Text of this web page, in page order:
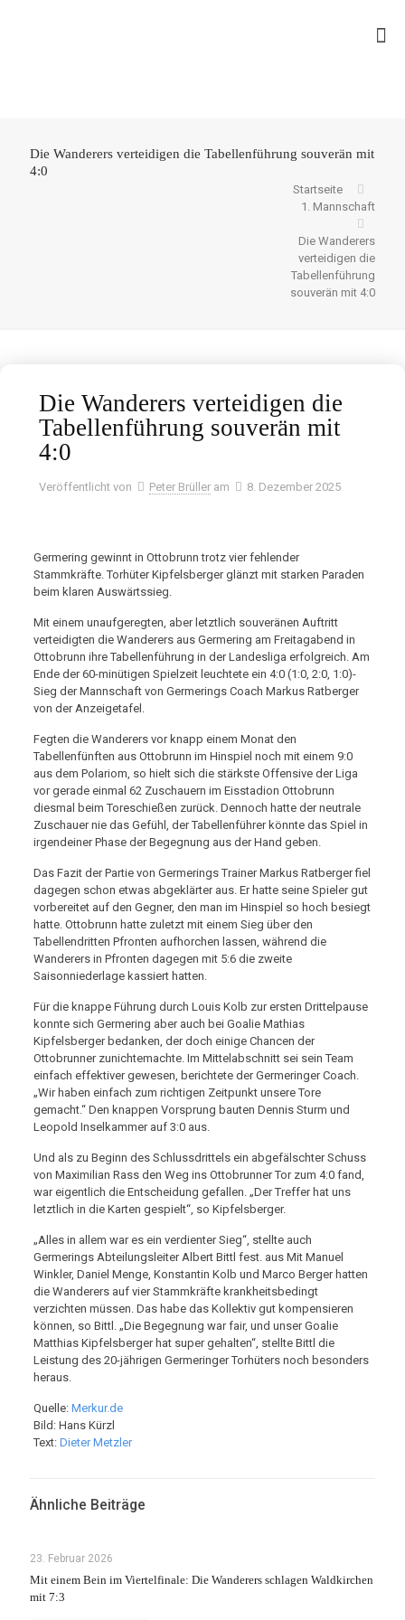
Die Wanderers verteidigen die Tabellenführung souverän mit
4:0
Startseite
1. Mannschaft
Die Wanderers
verteidigen die
Tabellenführung
souverän mit 4:0
Die Wanderers verteidigen die
Tabellenführung souverän mit
4:0
Veröffentlicht von Peter Brüller am 8. Dezember 2025
Germering gewinnt in Ottobrunn trotz vier fehlender
Stammkräfte. Torhüter Kipfelsberger glänzt mit starken Paraden
beim klaren Auswärtssieg.
Mit einem unaufgeregten, aber letztlich souveränen Auftritt
verteidigten die Wanderers aus Germering am Freitagabend in
Ottobrunn ihre Tabellenführung in der Landesliga erfolgreich. Am
Ende der 60-minütigen Spielzeit leuchtete ein 4:0 (1:0, 2:0, 1:0)-
Sieg der Mannschaft von Germerings Coach Markus Ratberger
von der Anzeigetafel.
Fegten die Wanderers vor knapp einem Monat den
Tabellenfünften aus Ottobrunn im Hinspiel noch mit einem 9:0
aus dem Polariom, so hielt sich die stärkste Offensive der Liga
vor gerade einmal 62 Zuschauern im Eisstadion Ottobrunn
diesmal beim Toreschießen zurück. Dennoch hatte der neutrale
Zuschauer nie das Gefühl, der Tabellenführer könnte das Spiel in
irgendeiner Phase der Begegnung aus der Hand geben.
Das Fazit der Partie von Germerings Trainer Markus Ratberger fiel
dagegen schon etwas abgeklärter aus. Er hatte seine Spieler gut
vorbereitet auf den Gegner, den man im Hinspiel so hoch besiegt
hatte. Ottobrunn hatte zuletzt mit einem Sieg über den
Tabellendritten Pfronten aufhorchen lassen, während die
Wanderers in Pfronten dagegen mit 5:6 die zweite
Saisonniederlage kassiert hatten.
Für die knappe Führung durch Louis Kolb zur ersten Drittelpause
konnte sich Germering aber auch bei Goalie Mathias
Kipfelsberger bedanken, der doch einige Chancen der
Ottobrunner zunichtemachte. Im Mittelabschnitt sei sein Team
einfach effektiver gewesen, berichtete der Germeringer Coach.
„Wir haben einfach zum richtigen Zeitpunkt unsere Tore
gemacht.“ Den knappen Vorsprung bauten Dennis Sturm und
Leopold Inselkammer auf 3:0 aus.
Und als zu Beginn des Schlussdrittels ein abgefälschter Schuss
von Maximilian Rass den Weg ins Ottobrunner Tor zum 4:0 fand,
war eigentlich die Entscheidung gefallen. „Der Treffer hat uns
letztlich in die Karten gespielt“, so Kipfelsberger.
„Alles in allem war es ein verdienter Sieg“, stellte auch
Germerings Abteilungsleiter Albert Bittl fest. aus Mit Manuel
Winkler, Daniel Menge, Konstantin Kolb und Marco Berger hatten
die Wanderers auf vier Stammkräfte krankheitsbedingt
verzichten müssen. Das habe das Kollektiv gut kompensieren
können, so Bittl. „Die Begegnung war fair, und unser Goalie
Matthias Kipfelsberger hat super gehalten“, stellte Bittl die
Leistung des 20-jährigen Germeringer Torhüters noch besonders
heraus.
Quelle: Merkur.de
Bild: Hans Kürzl
Text: Dieter Metzler
Ähnliche Beiträge
23. Februar 2026
Mit einem Bein im Viertelfinale: Die Wanderers schlagen Waldkirchen
mit 7:3